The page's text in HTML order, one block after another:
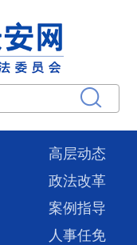
高层动态
政法改革
案例指导
人事任免